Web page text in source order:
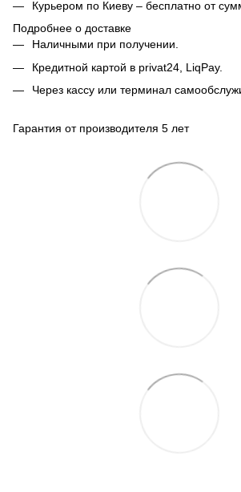
Курьером по Киеву – бесплатно от
Подробнее о доставке
Наличными при получении.
Кредитной картой в privat24, LiqPay.
Через кассу или терминал
Гарантия от производителя 5 лет